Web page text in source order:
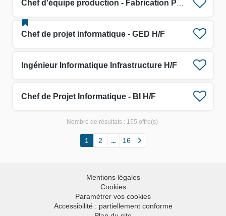
Chef de projet informatique - GED H/F
Ingénieur Informatique Infrastructure H/F
Chef de Projet Informatique - BI H/F
Nombre de résultats : 155 offre(s)
1 2 16
Mentions légales
Cookies
Paramétrer vos cookies
Accessibilité : partiellement conforme